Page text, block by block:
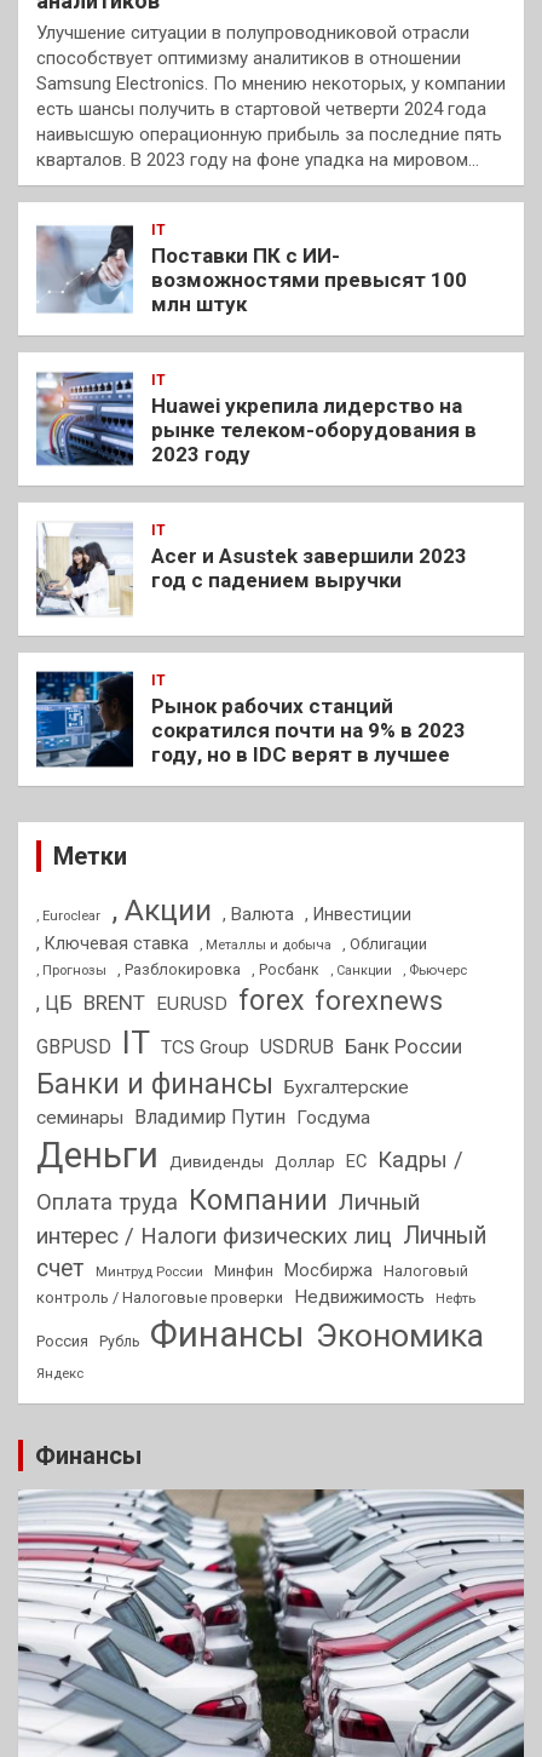
Улучшение ситуации в полупроводниковой отрасли
способствует оптимизму аналитиков в отношении
Samsung Electronics. По мнению некоторых, у компании
есть шансы получить в стартовой четверти 2024 года
наивысшую операционную прибыль за последние пять
кварталов. В 2023 году на фоне упадка на мировом…
IT
Поставки ПК с ИИ-
возможностями превысят 100
млн штук
IT
Huawei укрепила лидерство на
рынке телеком-оборудования в
2023 году
IT
Acer и Asustek завершили 2023
год с падением выручки
IT
Рынок рабочих станций
сократился почти на 9% в 2023
году, но в IDC верят в лучшее
Метки
, Euroclear , Акции , Валюта , Инвестиции
, Ключевая ставка
, Металлы и добыча , Облигации
, Прогнозы , Разблокировка , Росбанк , Санкции , Фьючерс
, ЦБ BRENT EURUSD forex forexnews
GBPUSD IT TCS Group USDRUB Банк России
Банки и финансы
Бухгалтерские
семинары
Владимир Путин Госдума
Деньги Дивиденды Доллар ЕС
Кадры /
Оплата труда Компании Личный
интерес / Налоги физических лиц Личный
счет
Минтруд России Минфин Мосбиржа Налоговый
контроль / Налоговые проверки
Недвижимость Нефть
Россия Рубль Финансы Экономика
Яндекс
Финансы